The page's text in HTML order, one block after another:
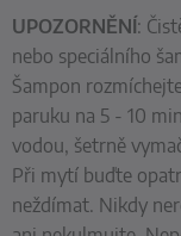
UPOZORNĚNÍ:
nebo speciálního
Šampon
paruku na 5 - 10
vodou, šetrně
Při mytí buďte
neždímat. Nikdy